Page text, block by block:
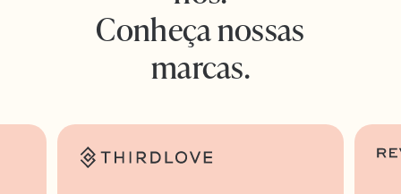
Conheça nossas
marcas.